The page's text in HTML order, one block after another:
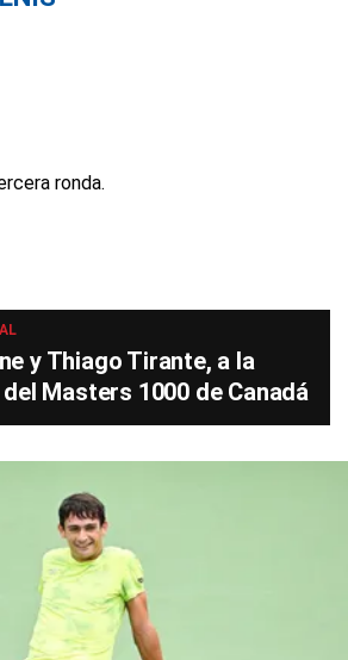
y Thiago Tirante, a la
Masters 1000 de Canadá